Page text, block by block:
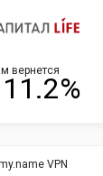
вернется
11.2%
VPN